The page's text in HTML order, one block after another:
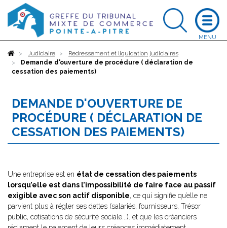
AccueilJudiciaire
Redressement et liquidation judiciaires
Demande d'ouverture de procédure ( déclaration de
cessation des paiements)
DEMANDE D'OUVERTURE DE
PROCÉDURE ( DÉCLARATION DE
CESSATION DES PAIEMENTS)
Une entreprise est en état de cessation des paiements
lorsqu’elle est dans l’impossibilité de faire face au passif
exigible avec son actif disponible, ce qui signifie qu’elle ne
parvient plus à régler ses dettes (salariés, fournisseurs, Trésor
public, cotisations de sécurité sociale...). et que les créanciers